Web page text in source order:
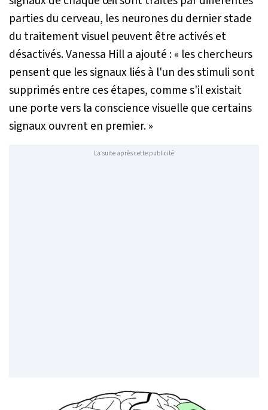
parties du cerveau, les neurones du dernier stade
du traitement visuel peuvent être activés et
désactivés. Vanessa Hill a ajouté :« les chercheurs
pensent que les signaux liés à l'un des stimuli sont
supprimés entre ces étapes, comme s'il existait
une porte vers la conscience visuelle que certains
signaux ouvrent en premier. »
La suite après cette publicité